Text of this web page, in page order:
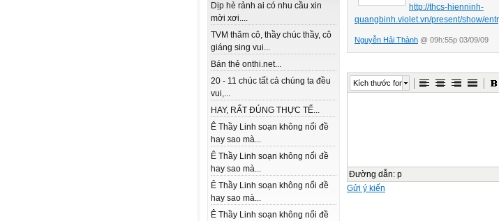
Dịp hè rảnh ai có nhu cầu xin
mời xơi....
TVM thăm cô, thầy chúc thầy, cô
giáng sing vui...
Bán thẻ onthi.net...
20 - 11 chúc tất cả chúng ta đều
vui,...
HAY, RẤT ĐÚNG THỰC TẾ...
Ê Thầy Linh soạn không nổi đề
hay sao mà...
Ê Thầy Linh soạn không nổi đề
hay sao mà...
Ê Thầy Linh soạn không nổi đề
hay sao mà...
Ê Thầy Linh soạn không nổi đề
http://thcs-hienninh-
quangbinh.violet.vn/present/show/
Nguyễn Hải Thành @ 09h:55p 03/09/09
Kích thước font
Đường dẫn: p
Gửi ý kiến